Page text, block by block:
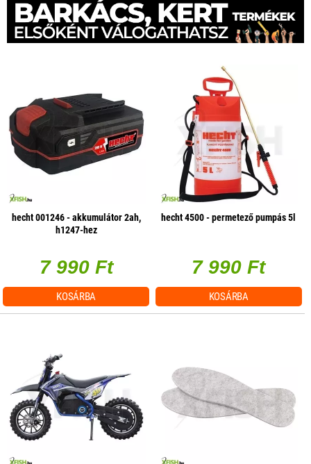
hecht 001246 - akkumulátor 2ah,
h1247-hez
7 990 Ft
KOSÁRBA
hecht 4500 - permetező pumpás 5l
7 990 Ft
KOSÁRBA